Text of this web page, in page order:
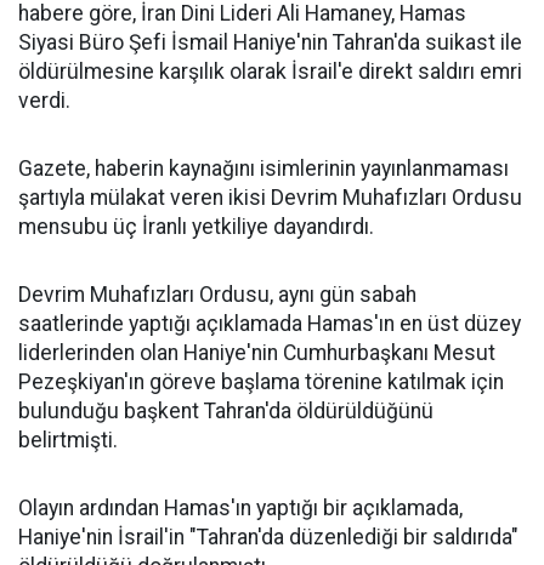
habere göre, İran Dini Lideri Ali Hamaney, Hamas
Siyasi Büro Şefi İsmail Haniye'nin Tahran'da suikast ile
öldürülmesine karşılık olarak İsrail'e direkt saldırı emri
verdi.
Gazete, haberin kaynağını isimlerinin yayınlanmaması
şartıyla mülakat veren ikisi Devrim Muhafızları Ordusu
mensubu üç İranlı yetkiliye dayandırdı.
Devrim Muhafızları Ordusu, aynı gün sabah
saatlerinde yaptığı açıklamada Hamas'ın en üst düzey
liderlerinden olan Haniye'nin Cumhurbaşkanı Mesut
Pezeşkiyan'ın göreve başlama törenine katılmak için
bulunduğu başkent Tahran'da öldürüldüğünü
belirtmişti.
Olayın ardından Hamas'ın yaptığı bir açıklamada,
Haniye'nin İsrail'in "Tahran'da düzenlediği bir saldırıda"